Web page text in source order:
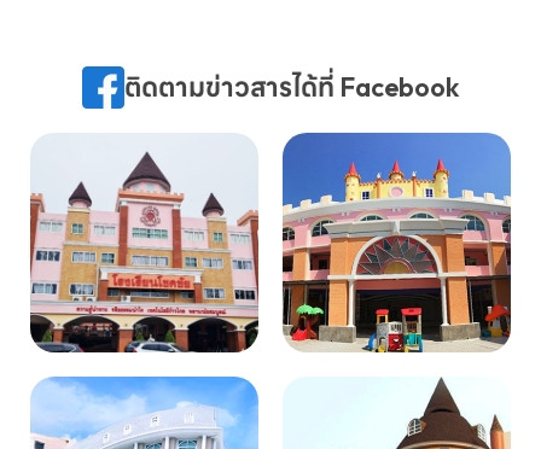
075-691910ติดตามข่าวสารได้ที่ Facebook